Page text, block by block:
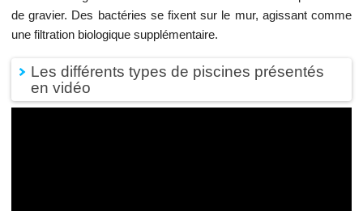
de gravier. Des bactéries se fixent sur le mur, agissant comme
une filtration biologique supplémentaire.
Les différents types de piscines présentés
en vidéo